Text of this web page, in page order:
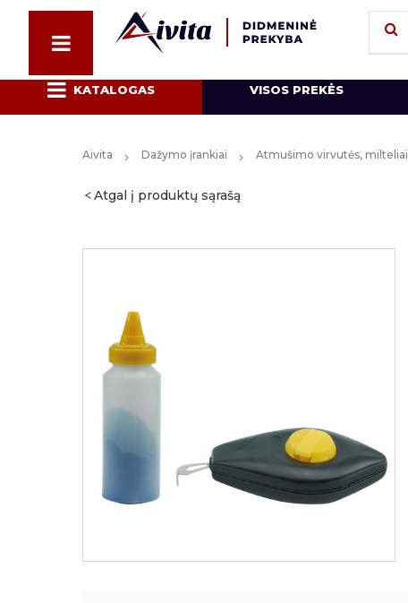
KATALOGAS VISOS PREKĖS
Aivita Dažymo įrankiai Atmušimo virvutės, milteliai
Atgal į produktų sąrašą